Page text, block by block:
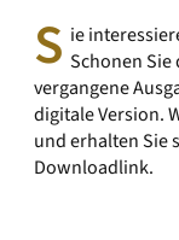
S ie
Schonen
vergangene
digitale Version.
und erhalten Sie
Downloadlink.